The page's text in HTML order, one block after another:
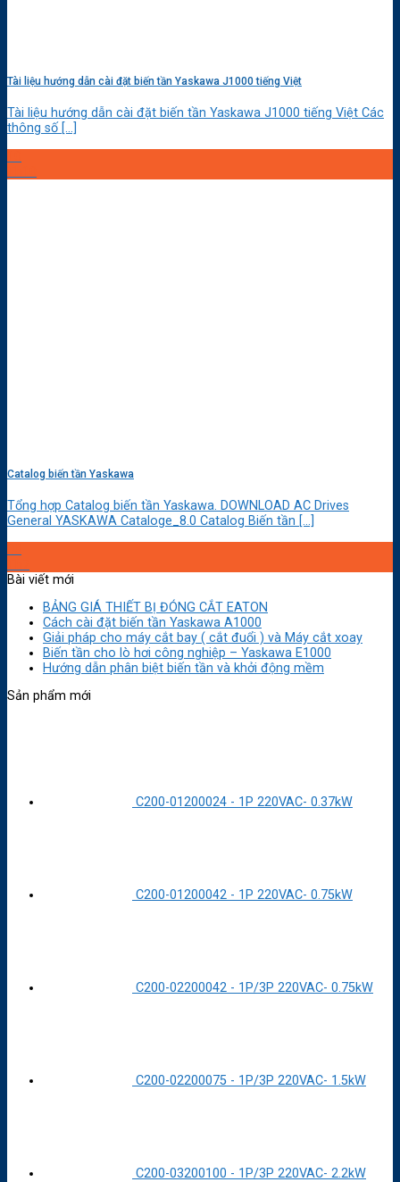
Tài liệu hướng dẫn cài đặt biến tần Yaskawa J1000 tiếng Việt
Tài liệu hướng dẫn cài đặt biến tần Yaskawa J1000 tiếng Việt Các
thông số [...]
Catalog biến tần Yaskawa
Tổng hợp Catalog biến tần Yaskawa. DOWNLOAD AC Drives
General YASKAWA Cataloge_8.0 Catalog Biến tần [...]
Bài viết mới
BẢNG GIÁ THIẾT BỊ ĐÓNG CẮT EATON
Cách cài đặt biến tần Yaskawa A1000
Giải pháp cho máy cắt bay ( cắt đuổi ) và Máy cắt xoay
Biến tần cho lò hơi công nghiệp – Yaskawa E1000
Hướng dẫn phân biệt biến tần và khởi động mềm
Sản phẩm mới
C200-01200024 - 1P 220VAC- 0.37kW
C200-01200042 - 1P 220VAC- 0.75kW
C200-02200042 - 1P/3P 220VAC- 0.75kW
C200-02200075 - 1P/3P 220VAC- 1.5kW
C200-03200100 - 1P/3P 220VAC- 2.2kW